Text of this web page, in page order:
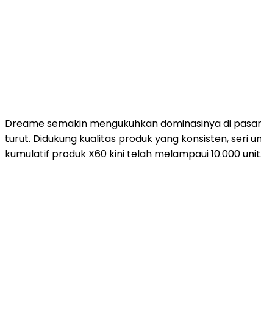
Dreame semakin mengukuhkan dominasinya di
turut. Didukung kualitas produk yang konsisten, seri
kumulatif produk X60 kini telah melampaui 10.000 unit.